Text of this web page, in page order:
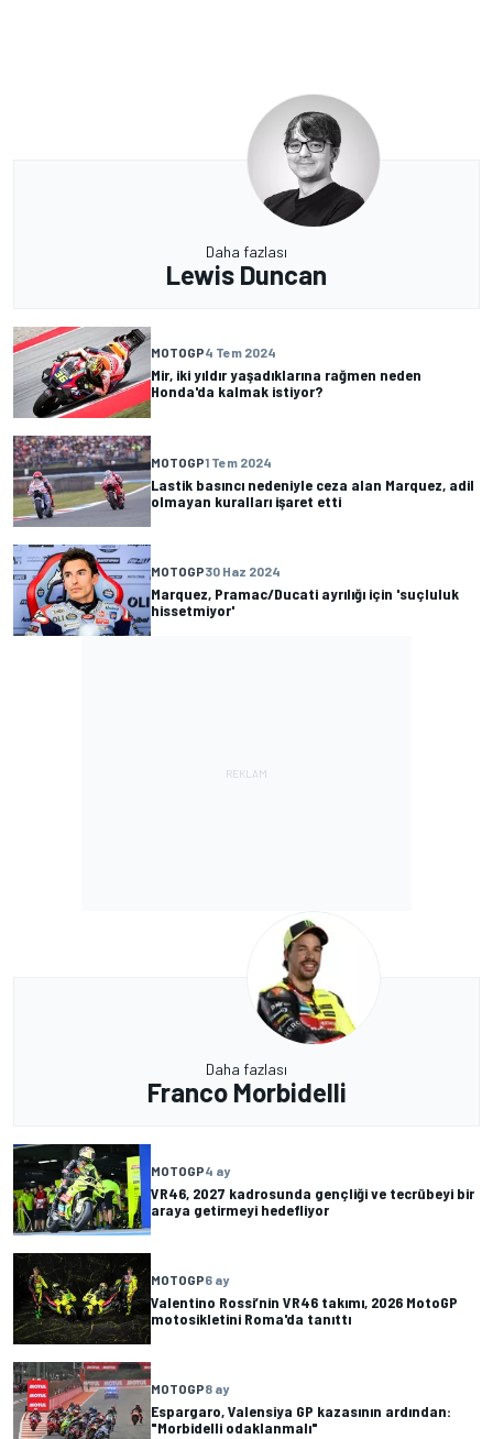
Daha fazlası
Lewis Duncan
MOTOGP4 Tem 2024
Mir, iki yıldır yaşadıklarına rağmen neden
Honda'da kalmak istiyor?
MOTOGP1 Tem 2024
Lastik basıncı nedeniyle ceza alan Marquez, adil
olmayan kuralları işaret etti
MOTOGP30 Haz 2024
Marquez, Pramac/Ducati ayrılığı için 'suçluluk
hissetmiyor'
Daha fazlası
Franco Morbidelli
MOTOGP4 ay
VR46, 2027 kadrosunda gençliği ve tecrübeyi bir
araya getirmeyi hedefliyor
MOTOGP6 ay
Valentino Rossi’nin VR46 takımı, 2026 MotoGP
motosikletini Roma'da tanıttı
MOTOGP8 ay
Espargaro, Valensiya GP kazasının ardından:
"Morbidelli odaklanmalı"